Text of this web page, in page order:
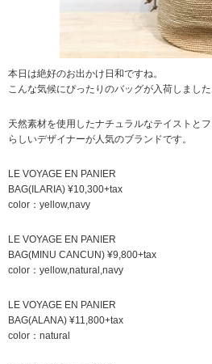
本日は絶好のお出かけ日和ですね。
こんな気候にぴったりのバッグが入荷しました
天然素材を使用したナチュラルなテイストと
らしいデザイナーが人気のブランドです。
LE VOYAGE EN PANIER
BAG(ILARIA) ¥10,300+tax
color：yellow,navy
LE VOYAGE EN PANIER
BAG(MINU CANCUN) ¥9,800+tax
color：yellow,natural,navy
LE VOYAGE EN PANIER
BAG(ALANA) ¥11,800+tax
color：natural